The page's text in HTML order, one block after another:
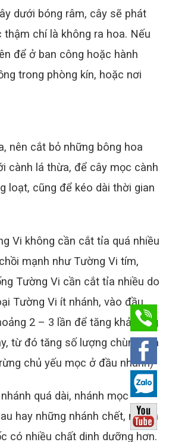
dưới bóng râm, cây sẽ phát
chí là không ra hoa. Nếu
để ở ban công hoặc hành
trong phòng kín, hoặc nơi
nên cắt bỏ những bông hoa
cành lá thừa, để cây mọc cành
loạt, cũng để kéo dài thời gian
Vi không cần cắt tỉa quá nhiều
mạnh như Tường Vi tím,
Tường Vi cần cắt tỉa nhiều do
Tường Vi ít nhánh, vào đầu
2 – 3 lần để tăng khả năng
từ đó tăng số lượng chùm hoa
chủ yếu mọc ở đầu nhánh)
quá dài, nhánh mọc
hay những nhánh chết, nhánh
có nhiều chất dinh dưỡng hơn.